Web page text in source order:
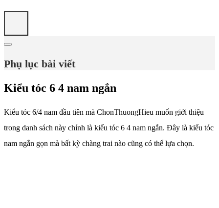
Phụ lục bài viết
Kiểu tóc 6 4 nam ngắn
Kiểu tóc 6/4 nam đầu tiên mà ChonThuongHieu muốn giới thiệu
trong danh sách này chính là kiểu tóc 6 4 nam ngắn. Đây là kiểu tóc
nam ngắn gọn mà bất kỳ chàng trai nào cũng có thể lựa chọn.